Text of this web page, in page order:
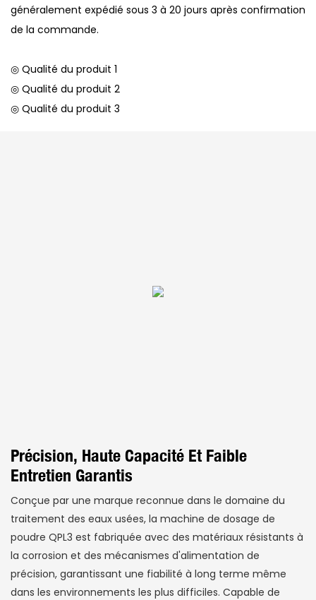
généralement expédié sous 3 à 20 jours après confirmation
de la commande.
◎ Qualité du produit 1
◎ Qualité du produit 2
◎ Qualité du produit 3
Précision, Haute Capacité Et Faible
Entretien Garantis
Conçue par une marque reconnue dans le domaine du
traitement des eaux usées, la machine de dosage de
poudre QPL3 est fabriquée avec des matériaux résistants à
la corrosion et des mécanismes d'alimentation de
précision, garantissant une fiabilité à long terme même
dans les environnements les plus difficiles. Capable de